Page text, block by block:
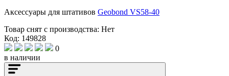
Аксессуары для штативов Geobond VS58-40
Товар снят с производства: Нет
Код: 149828
0
в наличии